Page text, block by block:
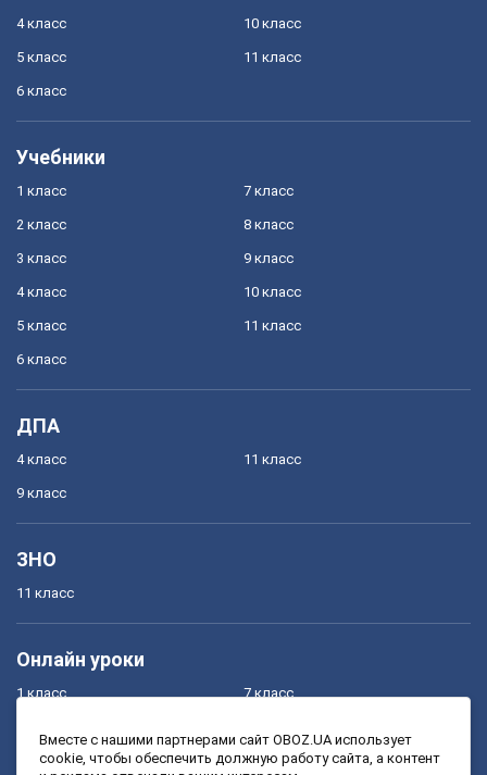
4 класс
5 класс
6 класс
10 класс
11 класс
Учебники
1 класс
2 класс
3 класс
4 класс
5 класс
6 класс
7 класс
8 класс
9 класс
10 класс
11 класс
ДПА
4 класс
9 класс
11 класс
ЗНО
11 класс
Онлайн уроки
1 класс
3 класс
7 класс
9 класс
Вместе с нашими партнерами сайт OBOZ.UA использует
cookie, чтобы обеспечить должную работу сайта, а контент